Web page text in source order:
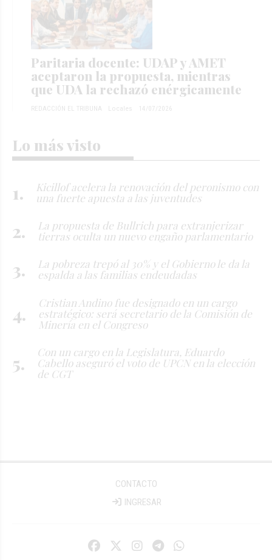
Paritaria docente: UDAP y AMET
aceptaron la propuesta, mientras
que UDA la rechazó enérgicamente
REDACCIÓN EL TRIBUNA Locales 14/07/2026
Lo más visto
Kicillof acelera la renovación del peronismo con
una fuerte apuesta a las juventudes
La propuesta de Bullrich para extranjerizar
tierras oculta un nuevo engaño parlamentario
La pobreza trepó al 30% y el Gobierno le da la
espalda a las familias endeudadas
Cristian Andino fue designado en un cargo
estratégico: será secretario de la Comisión de
Minería en el Congreso
Con un cargo en la Legislatura, Eduardo
Cabello aseguró el voto de UPCN en la elección
de CGT
CONTACTO
INGRESAR